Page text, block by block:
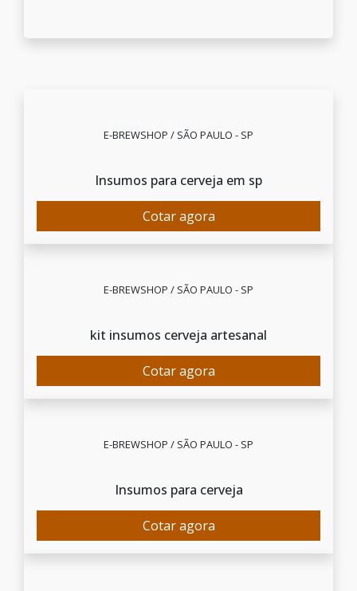
E-BREWSHOP / SÃO PAULO - SP
Insumos para cerveja em sp
Cotar agora
E-BREWSHOP / SÃO PAULO - SP
kit insumos cerveja artesanal
Cotar agora
E-BREWSHOP / SÃO PAULO - SP
Insumos para cerveja
Cotar agora